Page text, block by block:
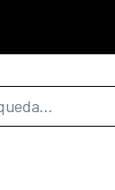
búsqueda